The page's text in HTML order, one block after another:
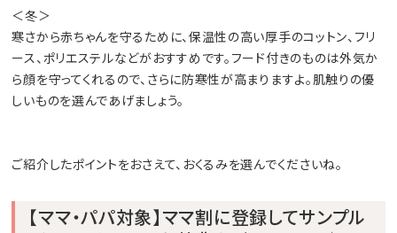
＜冬＞
寒さから赤ちゃんを守るために、保温性の高い厚手のコットン、フリ
ース、ポリエステルなどがおすすめです。フード付きのものは外気か
ら顔を守ってくれるので、さらに防寒性が高まりますよ。肌触りの優
しいものを選んであげましょう。
ご紹介したポイントをおさえて、おくるみを選んでくださいね。
【ママ・パパ対象】ママ割に登録してサンプル